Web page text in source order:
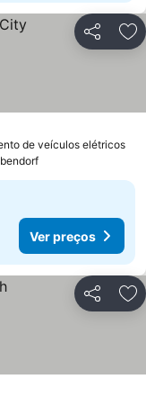
Partilhar
de veículos elétricos
Ver preços
Partilhar